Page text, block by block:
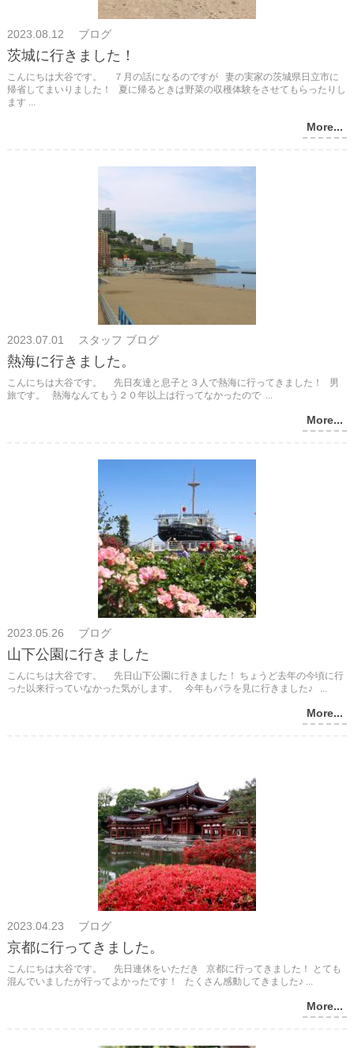
2023.08.12 ブログ
茨城に行きました！
こんにちは大谷です。 ７月の話になるのですが 妻の実家の茨城県日立市に
帰省してまいりました！ 夏に帰るときは野菜の収穫体験をさせてもらったりし
ます ...
More...
2023.07.01 スタッフ ブログ
熱海に行きました。
こんにちは大谷です。 先日友達と息子と３人で熱海に行ってきました！ 男
旅です。 熱海なんてもう２０年以上は行ってなかったので ...
More...
2023.05.26 ブログ
山下公園に行きました
こんにちは大谷です。 先日山下公園に行きました！ ちょうど去年の今頃に行
った以来行っていなかった気がします。 今年もバラを見に行きました♪ ...
More...
2023.04.23 ブログ
京都に行ってきました。
こんにちは大谷です。 先日連休をいただき 京都に行ってきました！ とても
混んでいましたが行ってよかったです！ たくさん感動してきました♪ ...
More...